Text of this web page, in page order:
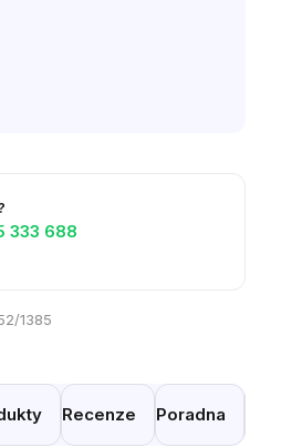
333 688
1385
Recenze Poradna